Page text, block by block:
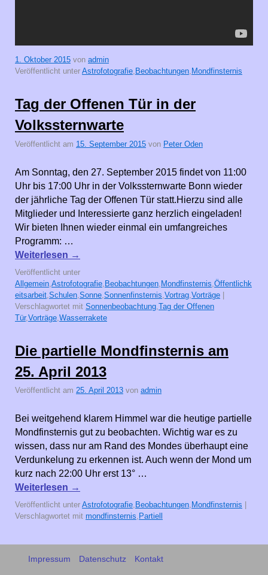
1. Oktober 2015 von admin
Veröffentlicht unter Astrofotografie, Beobachtungen, Mondfinsternis
Tag der Offenen Tür in der
Volkssternwarte
Veröffentlicht am 15. September 2015 von Peter Oden
Am Sonntag, den 27. September 2015 findet von 11:00
Uhr bis 17:00 Uhr in der Volkssternwarte Bonn wieder
der jährliche Tag der Offenen Tür statt.Hierzu sind alle
Mitglieder und Interessierte ganz herzlich eingeladen!
Wir bieten Ihnen wieder einmal ein umfangreiches
Programm: …
Weiterlesen →
Veröffentlicht unter
Allgemein Astrofotografie Beobachtungen Mondfinsternis Öffentlichk
eitsarbeit Schulen Sonne Sonnenfinsternis Vortrag Vorträge
Verschlagwortet mit Sonnenbeobachtung Tag der Offenen
Tür, Vorträge Wasserrakete
Die partielle Mondfinsternis am
25. April 2013
Veröffentlicht am 25. April 2013 von admin
Bei weitgehend klarem Himmel war die heutige partielle
Mondfinsternis gut zu beobachten. Wichtig war es zu
wissen, dass nur am Rand des Mondes überhaupt eine
Verdunkelung zu erkennen ist. Auch wenn der Mond um
kurz nach 22:00 Uhr erst 13° …
Weiterlesen →
Veröffentlicht unter Astrofotografie, Beobachtungen, Mondfinsternis
Verschlagwortet mit mondfinsternis, Partiell
Impressum Datenschutz Kontakt